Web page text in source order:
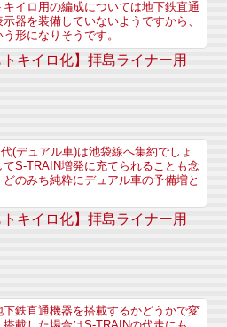
イロ用の編成については地下鉄直通
器を装備していないようですから、
形になりそうです。
トキイロ化】拝島ライナー用
(デュアル車)は池袋線へ集約でしょ
S-TRAIN増発に充てられることも念
のみち純粋にデュアル車の予備増と
トキイロ化】拝島ライナー用
鉄直通機器を搭載するかどうかで変